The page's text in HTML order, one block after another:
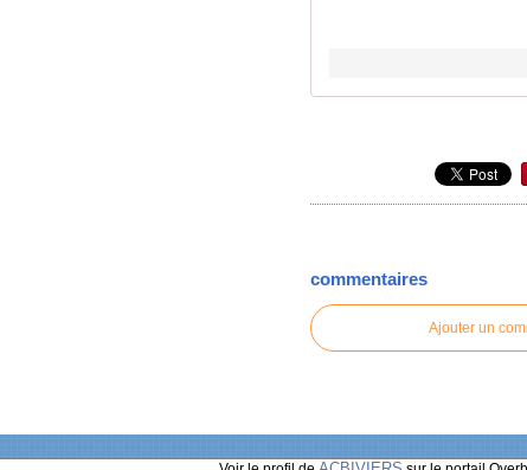
commentaires
Ajouter un